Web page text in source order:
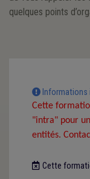
quelques points
Informations
Cette
"intra" pour
entités.
Cette